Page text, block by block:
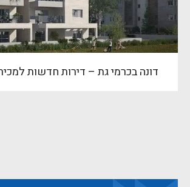
דונה בכרמי גת – דירות חדשות